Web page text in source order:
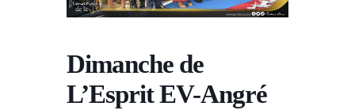
Dimanche de
L’Esprit EV-Angré